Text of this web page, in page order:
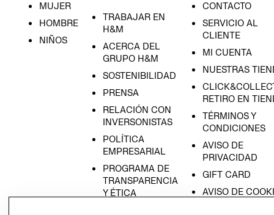
MUJER
HOMBRE
NIÑOS
TRABAJAR EN
H&M
ACERCA DEL
GRUPO H&M
SOSTENIBILIDAD
PRENSA
RELACIÓN CON
INVERSONISTAS
POLÍTICA
EMPRESARIAL
PROGRAMA DE
TRANSPARENCIA
Y ÉTICA
CONTACTO
SERVICIO AL
CLIENTE
MI CUENTA
NUESTRAS
RETIRO EN
TÉRMINOS Y
CONDICIONES
AVISO DE
PRIVACIDAD
GIFT CARD
AVISO DE